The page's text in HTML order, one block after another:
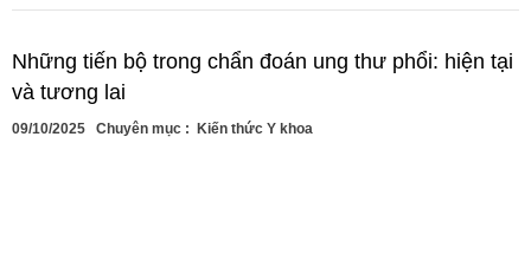
Những tiến bộ trong chẩn đoán ung thư phổi: hiện tại
và tương lai
09/10/2025 Chuyên mục : Kiến thức Y khoa